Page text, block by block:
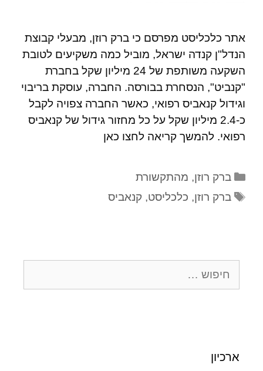
אתר כלכליסט מפרסם כי ברק רוזן, מבעלי קבוצת
הנדל"ן קנדה ישראל, מוביל כמה משקיעים לטובת
השקעה משותפת של 24 מיליון שקל בחברת
"קנביט", הנסחרת בבורסה. החברה, עוסקת בריבוי
וגידול קנאביס רפואי, כאשר החברה צפויה לקבל
כ-2.4 מיליון שקל על כל מחזור גידול של קנאביס
רפואי. להמשך קריאה לחצו כאן
ברק רוזן, מהתקשורת
ברק רוזן, כלכליסט,קנאביס
ארכיון